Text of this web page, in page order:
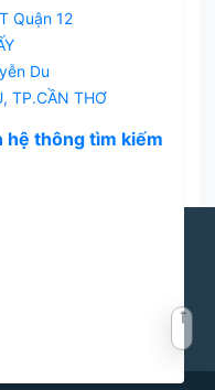
Quận 12
Du
TP.CẦN THƠ
hệ thông tìm kiếm